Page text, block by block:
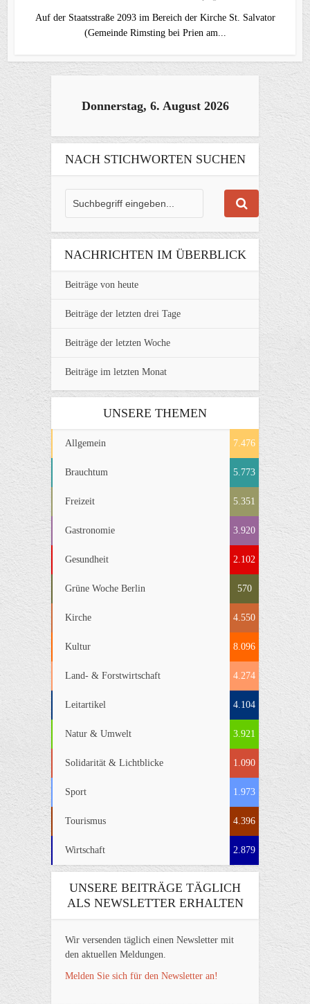
Auf der Staatsstraße 2093 im Bereich der Kirche St. Salvator
(Gemeinde Rimsting bei Prien am...
Donnerstag, 6. August 2026
NACH STICHWORTEN SUCHEN
NACHRICHTEN IM ÜBERBLICK
Beiträge von heute
Beiträge der letzten drei Tage
Beiträge der letzten Woche
Beiträge im letzten Monat
UNSERE THEMEN
Allgemein 7.476
Brauchtum 5.773
Freizeit 5.351
Gastronomie 3.920
Gesundheit 2.102
Grüne Woche Berlin 570
Kirche 4.550
Kultur 8.096
Land- & Forstwirtschaft 4.274
Leitartikel 4.104
Natur & Umwelt 3.921
Solidarität & Lichtblicke 1.090
Sport 1.973
Tourismus 4.396
Wirtschaft 2.879
UNSERE BEITRÄGE TÄGLICH
ALS NEWSLETTER ERHALTEN
Wir versenden täglich einen Newsletter mit
den aktuellen Meldungen.
Melden Sie sich für den Newsletter an!